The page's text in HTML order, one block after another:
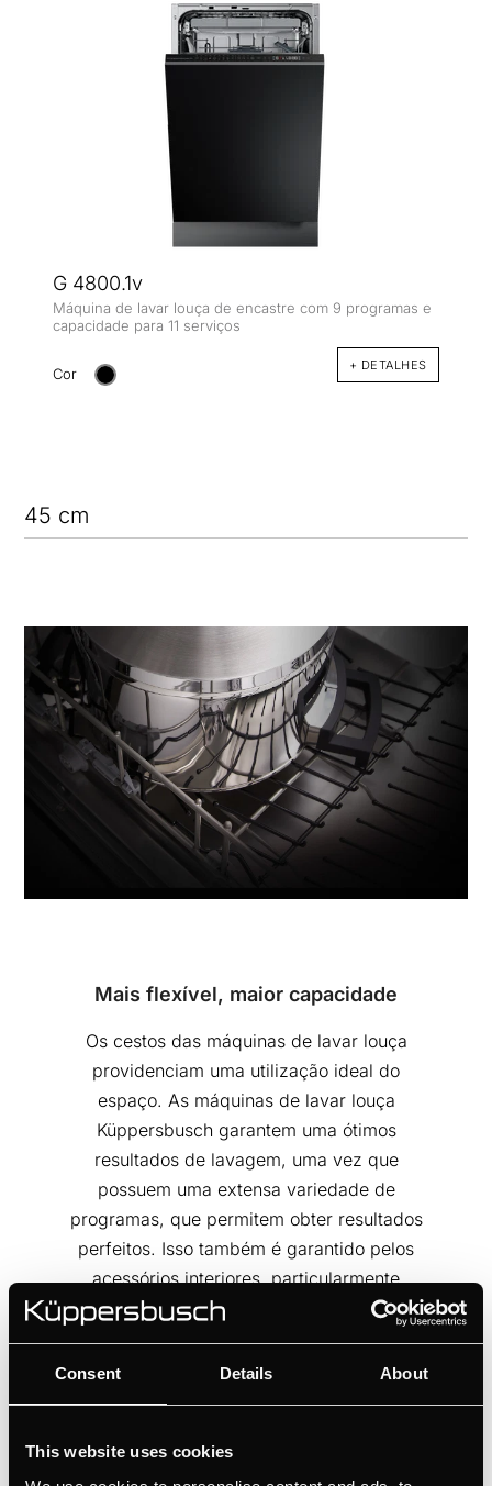
Consent Details About
This website uses cookies
G 4800.1v
Máquina de lavar louça de encastre com 9 programas e
capacidade para 11 serviços
Cor + DETALHES
45 cm
Mais flexível, maior capacidade
Os cestos das máquinas de lavar louça
providenciam uma utilização ideal do
espaço. As máquinas de lavar louça
Küppersbusch garantem uma ótimos
resultados de lavagem, uma vez que
possuem uma extensa variedade de
programas, que permitem obter resultados
perfeitos. Isso também é garantido pelos
acessórios interiores, particularmente
flexíveis.